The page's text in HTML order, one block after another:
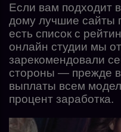
Если вам подходит
дому лучшие сайты
есть список с
онлайн студии мы
зарекомендовали
стороны — прежде
выплаты всем
процент заработка.